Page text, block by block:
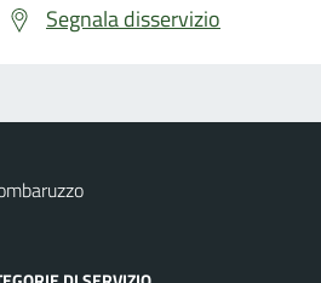
Segnala disservizio